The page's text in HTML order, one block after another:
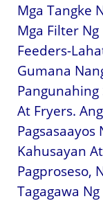
Mga Tangke
Mga Filter
Feeders-
Gumana
At Fryers.
Pagsasaayos
Kahusayan
Pagproseso,
Tagagawa